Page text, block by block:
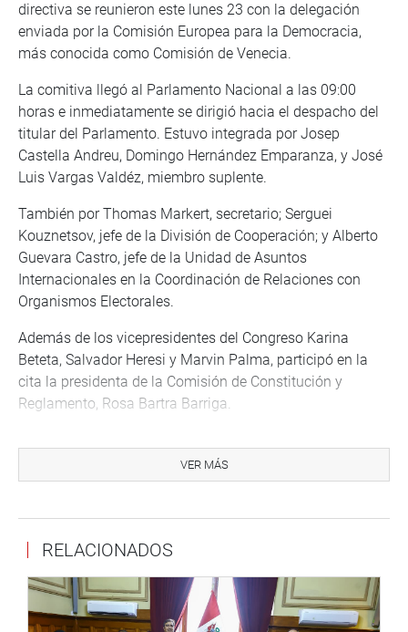
directiva se reunieron este lunes 23 con la delegación
enviada por la Comisión Europea para la Democracia,
más conocida como Comisión de Venecia.
La comitiva llegó al Parlamento Nacional a las 09:00
horas e inmediatamente se dirigió hacia el despacho del
titular del Parlamento. Estuvo integrada por Josep
Castella Andreu, Domingo Hernández Emparanza, y José
Luis Vargas Valdéz, miembro suplente.
También por Thomas Markert, secretario; Serguei
Kouznetsov, jefe de la División de Cooperación; y Alberto
Guevara Castro, jefe de la Unidad de Asuntos
Internacionales en la Coordinación de Relaciones con
Organismos Electorales.
Además de los vicepresidentes del Congreso Karina
Beteta, Salvador Heresi y Marvin Palma, participó en la
cita la presidenta de la Comisión de Constitución y
Reglamento, Rosa Bartra Barriga.
con la Comisión de Venecia “fue muy fructífera, en la que
se hicieron preguntas respecto a la posición institucional
“Era importante, desde nuestra visión de debilidad
institucional que se refleja al tener un gobierno que no
gobierna con el partido que lo llevó al poder, mostrarles el
escenario político”, apuntó.
VER MÁS
RELACIONADOS